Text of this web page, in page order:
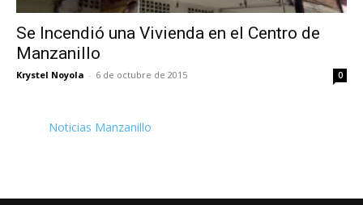
Se Incendió una Vivienda en el Centro de
Manzanillo
Krystel Noyola - 6 de octubre de 2015 0
Noticias Manzanillo